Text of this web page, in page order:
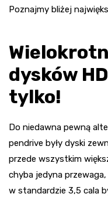
Poznajmy bliżej
dysków
tylko!
Do niedawna pewną
pendrive były dyski
przede wszystkim
chyba jedyna
w standardzie 3,5 cala